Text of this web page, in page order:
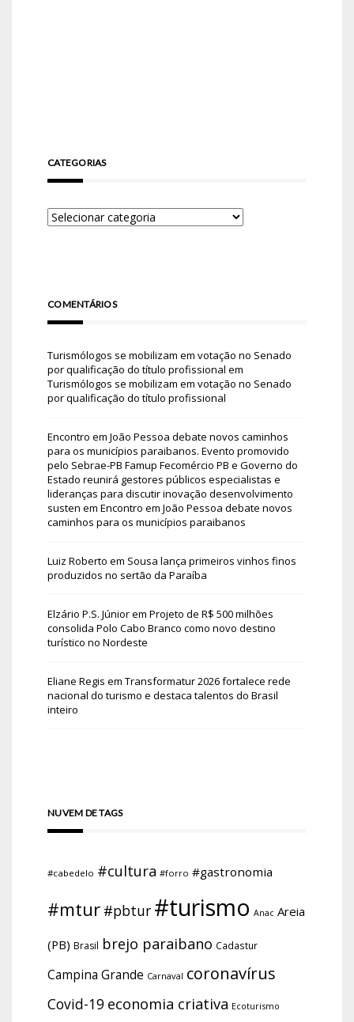
CATEGORIAS
COMENTÁRIOS
Turismólogos se mobilizam em votação no Senado
por qualificação do título profissional em
Turismólogos se mobilizam em votação no Senado
por qualificação do título profissional
Encontro em João Pessoa debate novos caminhos
para os municípios paraibanos. Evento promovido
pelo Sebrae-PB Famup Fecomércio PB e Governo do
Estado reunirá gestores públicos especialistas e
lideranças para discutir inovação desenvolvimento
susten em Encontro em João Pessoa debate novos
caminhos para os municípios paraibanos
Luiz Roberto em Sousa lança primeiros vinhos finos
produzidos no sertão da Paraíba
Elzário P.S. Júniorem Projeto de R$ 500 milhões
consolida Polo Cabo Branco como novo destino
turístico no Nordeste
Eliane Regis em Transformatur 2026 fortalece rede
nacional do turismo e destaca talentos do Brasil
inteiro
NUVEM DE TAGS
#cabedelo #cultura #forro #gastronomia
#mtur #pbtur #turismo Anac Areia
(PB) Brasil brejo paraibano Cadastur
Campina Grande Carnaval coronavírus
Covid-19 economia criativa Ecoturismo